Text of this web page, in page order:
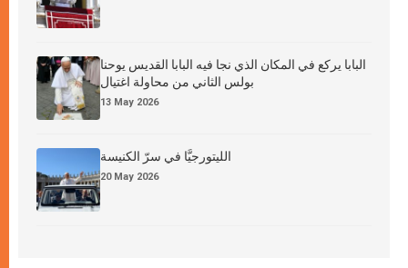
البابا يركع في المكان الذي نجا فيه البابا القديس يوحنا
بولس الثاني من محاولة اغتيال
13 May 2026
الليتورجيَّا في سرّ الكنيسة
20 May 2026